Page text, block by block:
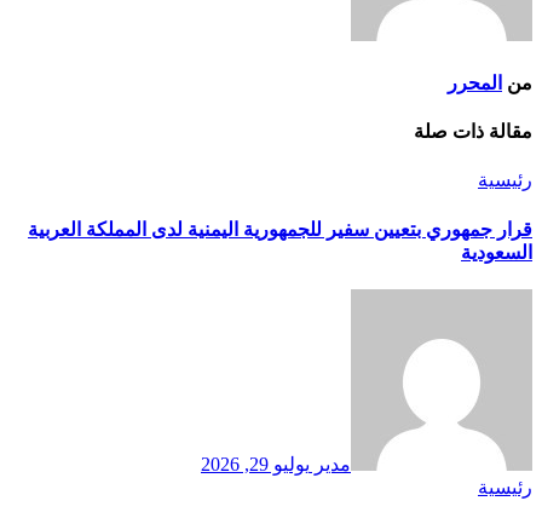
من المحرر
مقالة ذات صلة
رئيسية
قرار جمهوري بتعيين سفير للجمهورية اليمنية لدى المملكة العربية
السعودية
مدير يوليو 29, 2026
رئيسية